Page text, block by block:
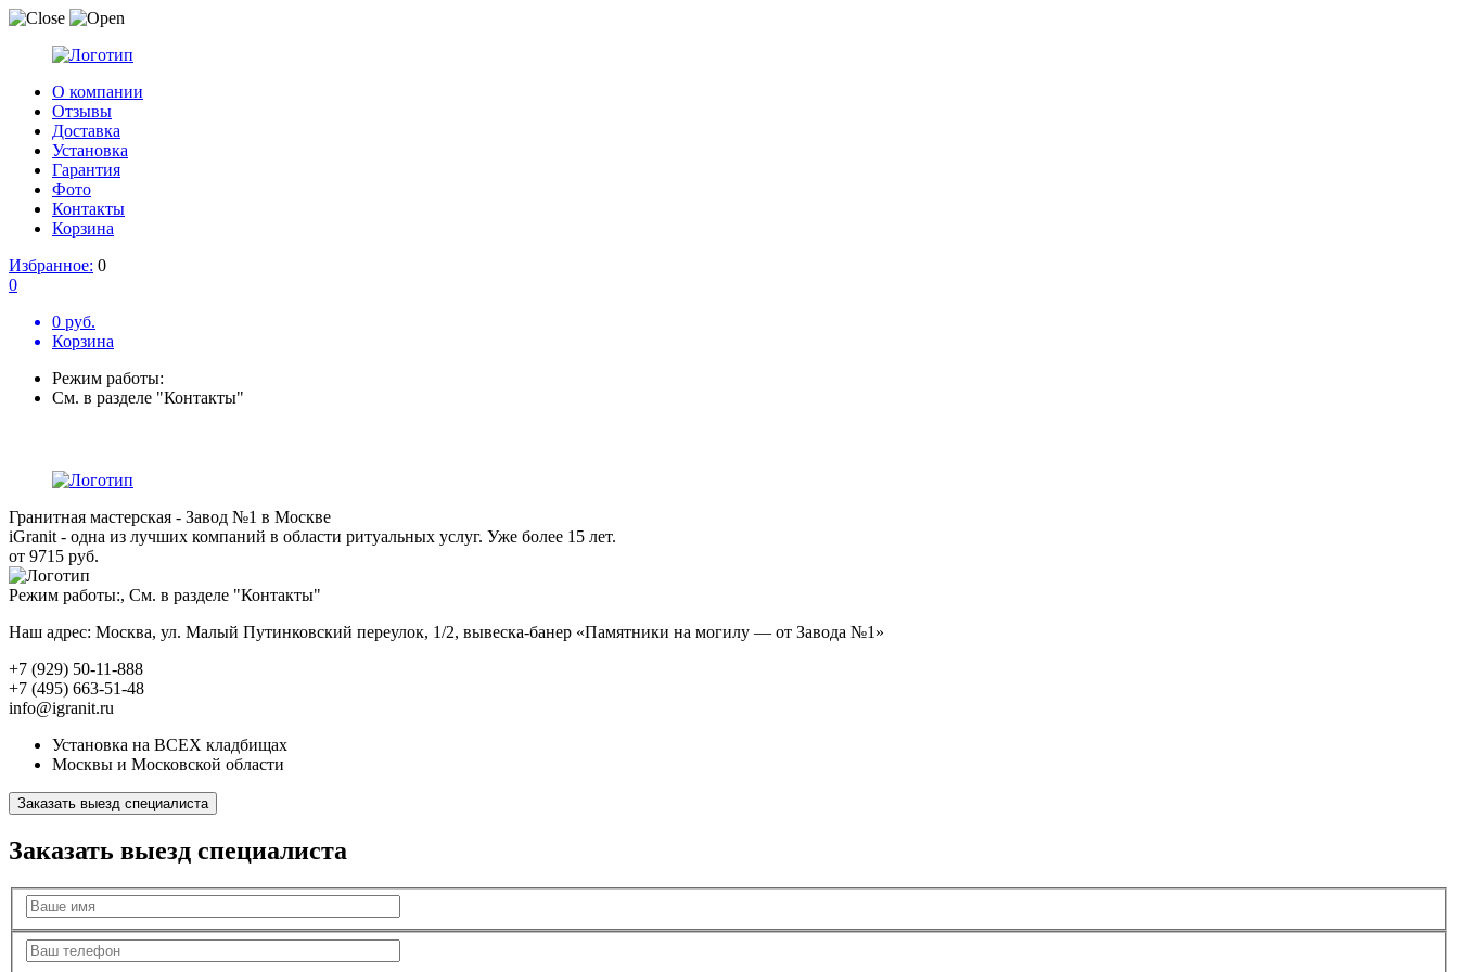
О компании
Отзывы
Доставка
Установка
Гарантия
Фото
Контакты
Корзина
Избранное: 0
0
0 руб.
Корзина
Режим работы:
См. в разделе "Контакты"
Гранитная мастерская - Завод №1 в Москве
iGranit - одна из лучших компаний в области ритуальных услуг. Уже более 15 лет.
от 9715 руб.
Режим работы:, См. в разделе "Контакты"
Наш адрес: Москва, ул. Малый Путинковский переулок, 1/2, вывеска-банер «Памятники на могилу — от Завода №1»
+7 (929) 50-11-888
+7 (495) 663-51-48
info@igranit.ru
Установка на ВСЕХ кладбищах
Москвы и Московской области
Заказать выезд специалиста
Заказать выезд специалиста